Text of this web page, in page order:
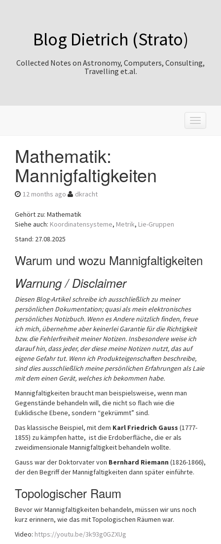
Blog Dietrich (Strato)
Collected Notes on Astronomy, Computers, Consulting,
Travelling et.al.
T
o
o
Mathematik:
Mannigfaltigkeiten
12 months ago dkracht
Gehört zu: Mathematik
Siehe auch: Koordinatensysteme, Metrik, Lie-Gruppen
Stand: 27.08.2025
Warum und wozu Mannigfaltigkeiten
Warnung / Disclaimer
Diesen Blog-Artikel schreibe ich ausschließlich zu meiner
persönlichen Dokumentation; quasi als mein elektronisches
persönliches Notizbuch. Wenn es Andere nützlich finden, freue
ich mich, übernehme aber keinerlei Garantie für die Richtigkeit
bzw. die Fehlerfreiheit meiner Notizen. Insbesondere weise ich
darauf hin, dass jeder, der diese meine Notizen nutzt, das auf
eigene Gefahr tut. Wenn ich Produkteigenschaften beschreibe,
sind dies ausschließlich meine persönlichen Erfahrungen als Laie
mit dem einen Gerät, welches ich bekommen habe.
Mannigfaltigkeiten braucht man beispielsweise, wenn man
Gegenstände behandeln will, die nicht so flach wie die
Euklidische Ebene, sondern “gekrümmt” sind.
Das klassische Beispiel, mit dem Karl Friedrich Gauss (1777-
1855) zu kämpfen hatte, ist die Erdoberfläche, die er als
zweidimensionale Mannigfaltigkeit behandeln wollte.
Gauss war der Doktorvater von Bernhard Riemann (1826-1866),
der den Begriff der Mannigfaltigkeiten dann später einführte.
Topologischer Raum
Bevor wir Mannigfaltigkeiten behandeln, müssen wir uns noch
kurz erinnern, wie das mit Topologischen Räumen war.
Video: https://youtu.be/3k93g0GZXUg